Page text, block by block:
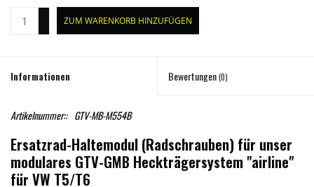
ZUM WARENKORB HINZUFÜGEN
Informationen Bewertungen(0)
Artikelnummer:: GTV-MB-M554B
Ersatzrad-Haltemodul (Radschrauben) für unser
modulares GTV-GMB Heckträgersystem "airline"
für VW T5/T6